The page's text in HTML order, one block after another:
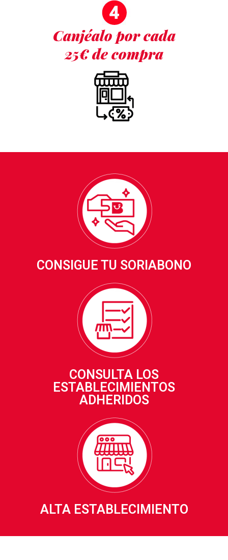
Canjéalo por cada
25€ de compra
CONSIGUE TU SORIABONO
CONSULTA LOS
ESTABLECIMIENTOS
ADHERIDOS
ALTA ESTABLECIMIENTO